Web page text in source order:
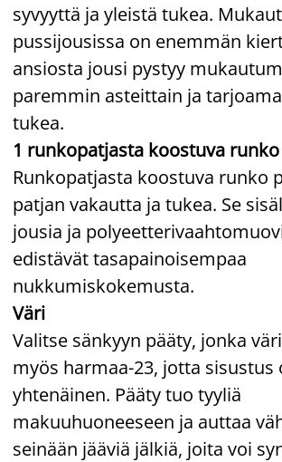
syvyyttä ja yleistä tukea.
pussijousissa on enemmän
ansiosta jousi pystyy
paremmin asteittain ja
tukea.
1 runkopatjasta koostuva runko
Runkopatjasta koostuva runko
patjan vakautta ja tukea. Se
jousia ja
edistävät tasapainoisempaa
nukkumiskokemusta.
Väri
Valitse sänkyyn pääty, jonka
myös harmaa-23, jotta sisustus
yhtenäinen. Pääty tuo tyyliä
makuuhuoneeseen ja auttaa
seinään jääviä jälkiä, joita voi